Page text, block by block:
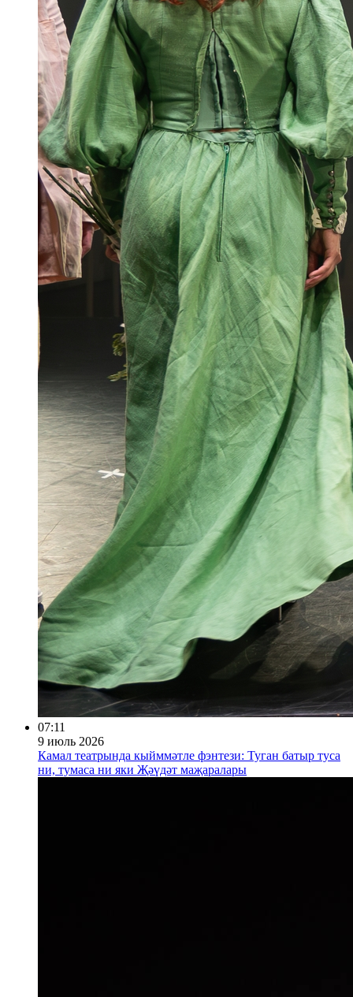
07:11
9 июль 2026
Камал театрында кыйммәтле фэнтези: Туган батыр туса
ни, тумаса ни яки Җәүдәт маҗаралары